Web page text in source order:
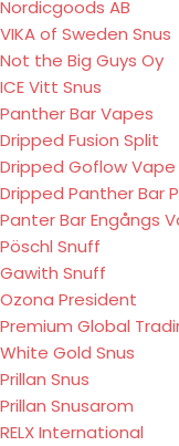
Nordicgoods AB
VIKA of Sweden Snus
Not the Big Guys Oy
ICE Vitt Snus
Panther Bar Vapes
Dripped Fusion Split
Dripped Goflow Vape
Dripped Panther Bar
Panter Bar Engångs
Pöschl Snuff
Gawith Snuff
Ozona President
Premium Global
White Gold Snus
Prillan Snus
Prillan Snusarom
RELX International